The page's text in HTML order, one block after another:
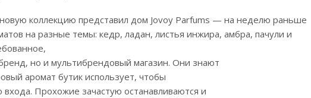
коллекцию представил дом Jovoy Parfums — на неделю раньше
на разные темы: кедр, ладан, листья инжира, амбра, пачули и
но и мультибрендовый магазин. Они знают
аромат бутик использует, чтобы
Прохожие зачастую останавливаются и